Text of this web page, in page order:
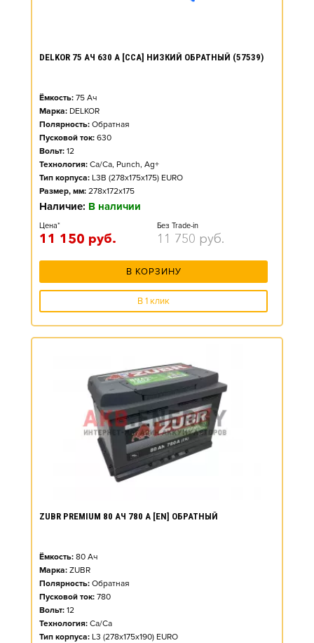
DELKOR 75 АЧ 630 А [CCA] НИЗКИЙ ОБРАТНЫЙ (57539)
Ёмкость: 75 Ач
Марка: DELKOR
Полярность: Обратная
Пусковой ток: 630
Вольт: 12
Технология: Ca/Ca, Punch, Ag+
Тип корпуса: L3B (278x175x175) EURO
Размер, мм: 278x172x175
Наличие: В наличии
Цена*
11 150 руб.
Без Trade-in
11 750 руб.
В КОРЗИНУ
В 1 клик
ZUBR PREMIUM 80 АЧ 780 А [EN] ОБРАТНЫЙ
Ёмкость: 80 Ач
Марка: ZUBR
Полярность: Обратная
Пусковой ток: 780
Вольт: 12
Технология: Ca/Ca
Тип корпуса: L3 (278x175x190) EURO